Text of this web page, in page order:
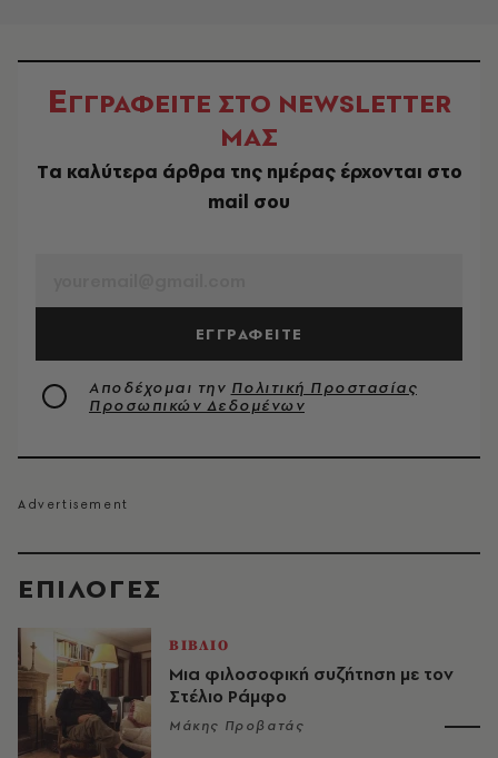
EΠΙΛΟΓΈΣ
ΒΙΒΛΙΟ
Μια φιλοσοφική συζήτηση με τον
Στέλιο Ράμφο
Μάκης Προβατάς
ΕΓΓΡΑΦΕΙΤΕ ΣΤΟ NEWSLETTER
ΜΑΣ
Tα καλύτερα άρθρα της ημέρας έρχονται στο
mail σου
ΕΓΓΡΑΦΕΙΤΕ
Αποδέχομαι την Πολιτική Προστασίας
Προσωπικών Δεδομένων